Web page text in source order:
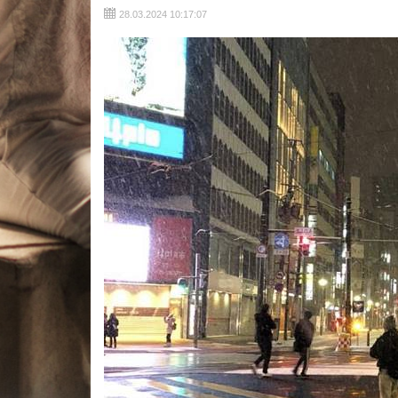
28.03.2024 10:17:07